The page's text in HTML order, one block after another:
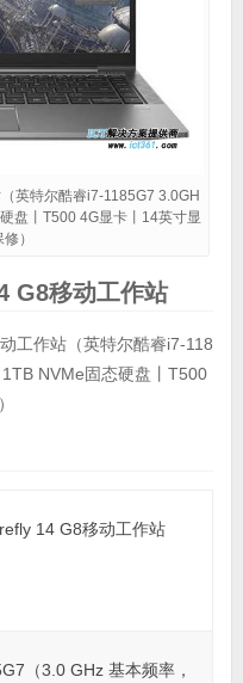
英特尔酷睿i7-1185G7 3.0GH
盘丨T500 4G显卡丨14英寸显
）
G8移动工作站
工作站（英特尔酷睿i7-118
NVMe固态硬盘丨T500
14 G8移动工作站
（3.0 GHz 基本频率，